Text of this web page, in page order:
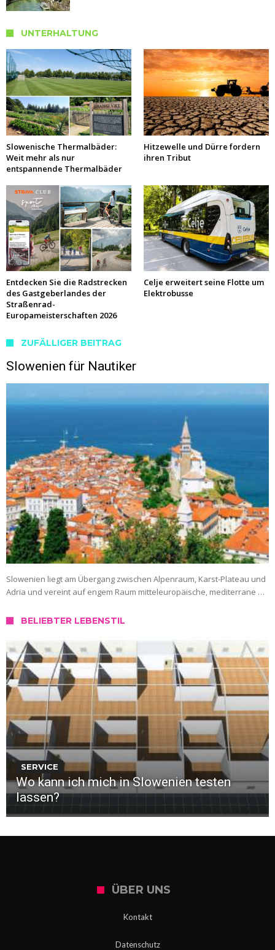
UNTERHALTUNG
Slowenische Thermalbäder:
Weit mehr als nur
entspannende Thermalbäder
Hitzewelle und Dürre fordern
ihren Tribut
Entdecken Sie die Radstrecken
des Gastgeberlandes der
Straßenrad-
Europameisterschaften 2026
Celje erweitert seine Flotte um
Elektrobusse
ZUFÄLLIGER BEITRAG
Slowenien für Nautiker
Slowenien liegt am Übergang zwischen Alpenraum, Karst-Plateau und
Adria und vereint auf engem Raum mitteleuropäische, mediterrane …
BELIEBTER LEBENSTIL
SERVICE
Wo kann ich mich in Slowenien testen
lassen?
ÜBER UNS
Kontakt
Datenschutz